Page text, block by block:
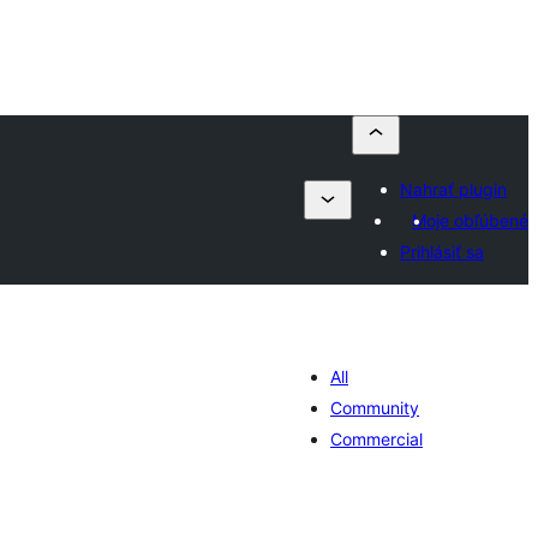
Nahrať plugin
Moje obľúbené
Prihlásiť sa
All
Community
Commercial